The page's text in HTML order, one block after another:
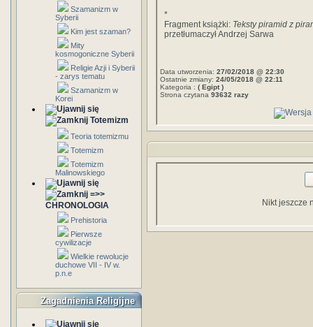
Szamanizm w
Syberii
Kim jest szaman?
Mity
kosmogoniczne Syberii
Religie Azji i Syberii
- zarys tematu
Szamanizm w
Korei
Totemizm
Teoria totemizmu
Totemizm
Totemizm
Malinowskiego
=>>
CHRONOLOGIA
Prehistoria
Pierwsze
cywilizacje
Wielkie rewolucje
duchowe VII - IV w.
p.n.e
Zagadnienia Religijne
*
Fragment książki: Teksty piramid z
przetłumaczył Andrzej Sarwa
Data utworzenia: 27/02/2018 @ 22:30
Ostatnie zmiany: 24/05/2018 @ 22:11
Kategoria : ( Egipt )
Strona czytana 93632 razy
Nikt jeszcze